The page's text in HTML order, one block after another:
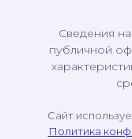
Сведения
публичной
Сайт
Политика